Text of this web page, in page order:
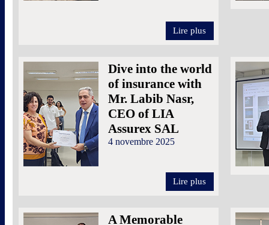
Lire plus
Dive into the world
of insurance with
Mr. Labib Nasr,
CEO of LIA
Assurex SAL
4 novembre 2025
Lire plus
A Memorable